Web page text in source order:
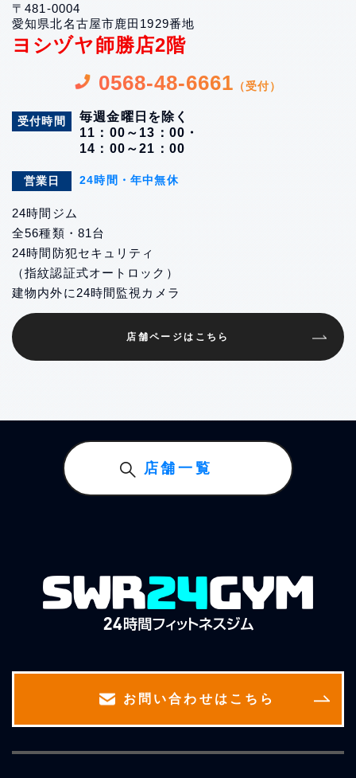
〒481-0004
愛知県北名古屋市鹿田1929番地
ヨシヅヤ師勝店2階
0568-48-6661 （受付）
受付時間
毎週金曜日を除く
11：00～13：00・
14：00～21：00
営業日 24時間・年中無休
24時間ジム
全56種類・81台
24時間防犯セキュリティ
（指紋認証式オートロック）
建物内外に24時間監視カメラ
店舗ページはこちら
店舗一覧
お問い合わせはこちら